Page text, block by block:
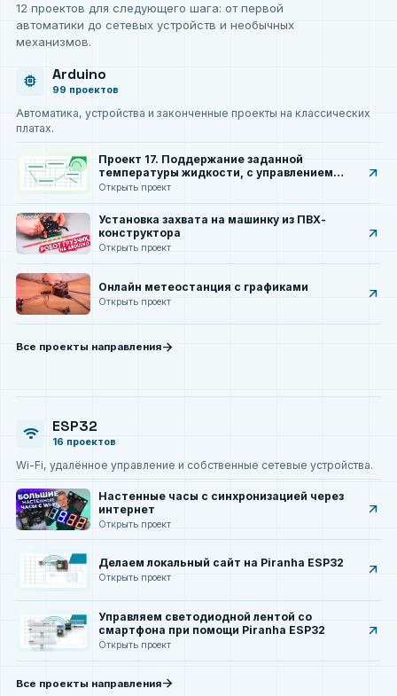
12 проектов для следующего шага: от первой
автоматики до сетевых устройств и необычных
механизмов.
memory Arduino
99 проектов
Автоматика, устройства и законченные проекты на классических
платах.
Проект 17. Поддержание заданной
температуры жидкости, с управлением
через интернет
Открыть проект
arrow_outward
Установка захвата на машинку из ПВХ-
конструктора
Открыть проект
arrow_outward
Онлайн метеостанция с графиками
Открыть проект arrow_outward
Все проекты направленияarrow_forward
wifi ESP32
16 проектов
Wi-Fi, удалённое управление и собственные сетевые устройства.
Настенные часы с синхронизацией через
интернет
Открыть проект
arrow_outward
Делаем локальный сайт на Piranha ESP32
Открыть проект arrow_outward
Управляем светодиодной лентой со
смартфона при помощи Piranha ESP32
Открыть проект
arrow_outward
Все проекты направленияarrow_forward